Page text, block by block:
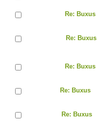
Re: Buxus
Re: Buxus
Re: Buxus
Re: Buxus
Re: Buxus